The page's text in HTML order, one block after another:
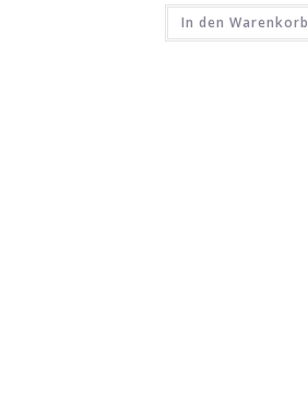
In den Warenkorb